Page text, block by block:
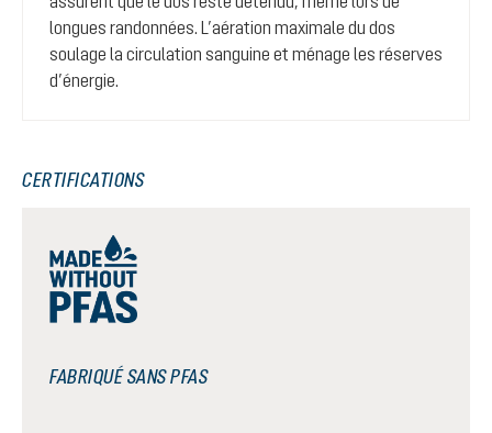
longues randonnées. L’aération maximale du dos
soulage la circulation sanguine et ménage les réserves
d’énergie.
CERTIFICATIONS
FABRIQUÉ SANS PFAS